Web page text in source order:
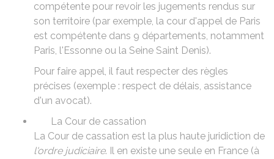
compétente pour revoir les jugements rendus sur
son territoire (par exemple, la cour d'appel de Paris
est compétente dans 9 départements, notamment
Paris, l'Essonne ou la Seine Saint Denis).
Pour faire appel, il faut respecter des règles
précises (exemple : respect de délais, assistance
d'un avocat).
La Cour de cassation
La Cour de cassation est la plus haute juridiction de
l'ordre judiciaire. Il en existe une seule en France (à